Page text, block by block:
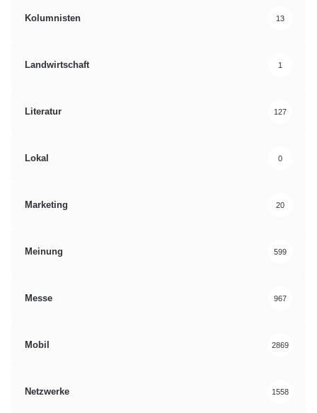
Kolumnisten 13
Landwirtschaft 1
Literatur 127
Lokal 0
Marketing 20
Meinung 599
Messe 967
Mobil 2869
Netzwerke 1558